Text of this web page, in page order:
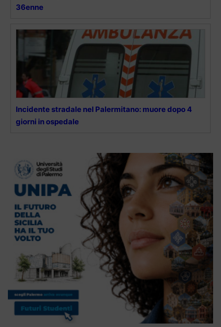
36enne
Incidente stradale nel Palermitano: muore dopo 4
giorni in ospedale